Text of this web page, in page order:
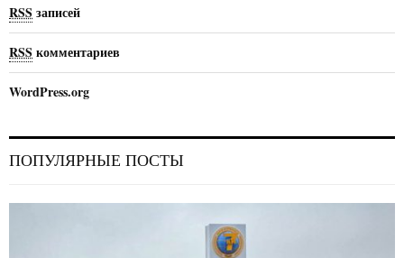
RSS записей
RSS комментариев
WordPress.org
ПОПУЛЯРНЫЕ ПОСТЫ